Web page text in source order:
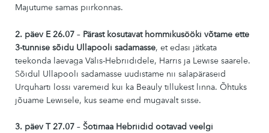
Majutume samas piirkonnas.
2. päev E 26.07 – Pärast kosutavat hommikusööki võtame ette
3-tunnise sõidu Ullapooli sadamasse, et edasi jätkata
teekonda laevaga Välis-Hebriididele, Harris ja Lewise saarele.
Sõidul Ullapooli sadamasse uudistame nii salapäraseid
Urquharti lossi varemeid kui ka Beauly tillukest linna. Õhtuks
jõuame Lewisele, kus seame end mugavalt sisse.
3. päev T 27.07 – Šotimaa Hebriidid ootavad veelgi